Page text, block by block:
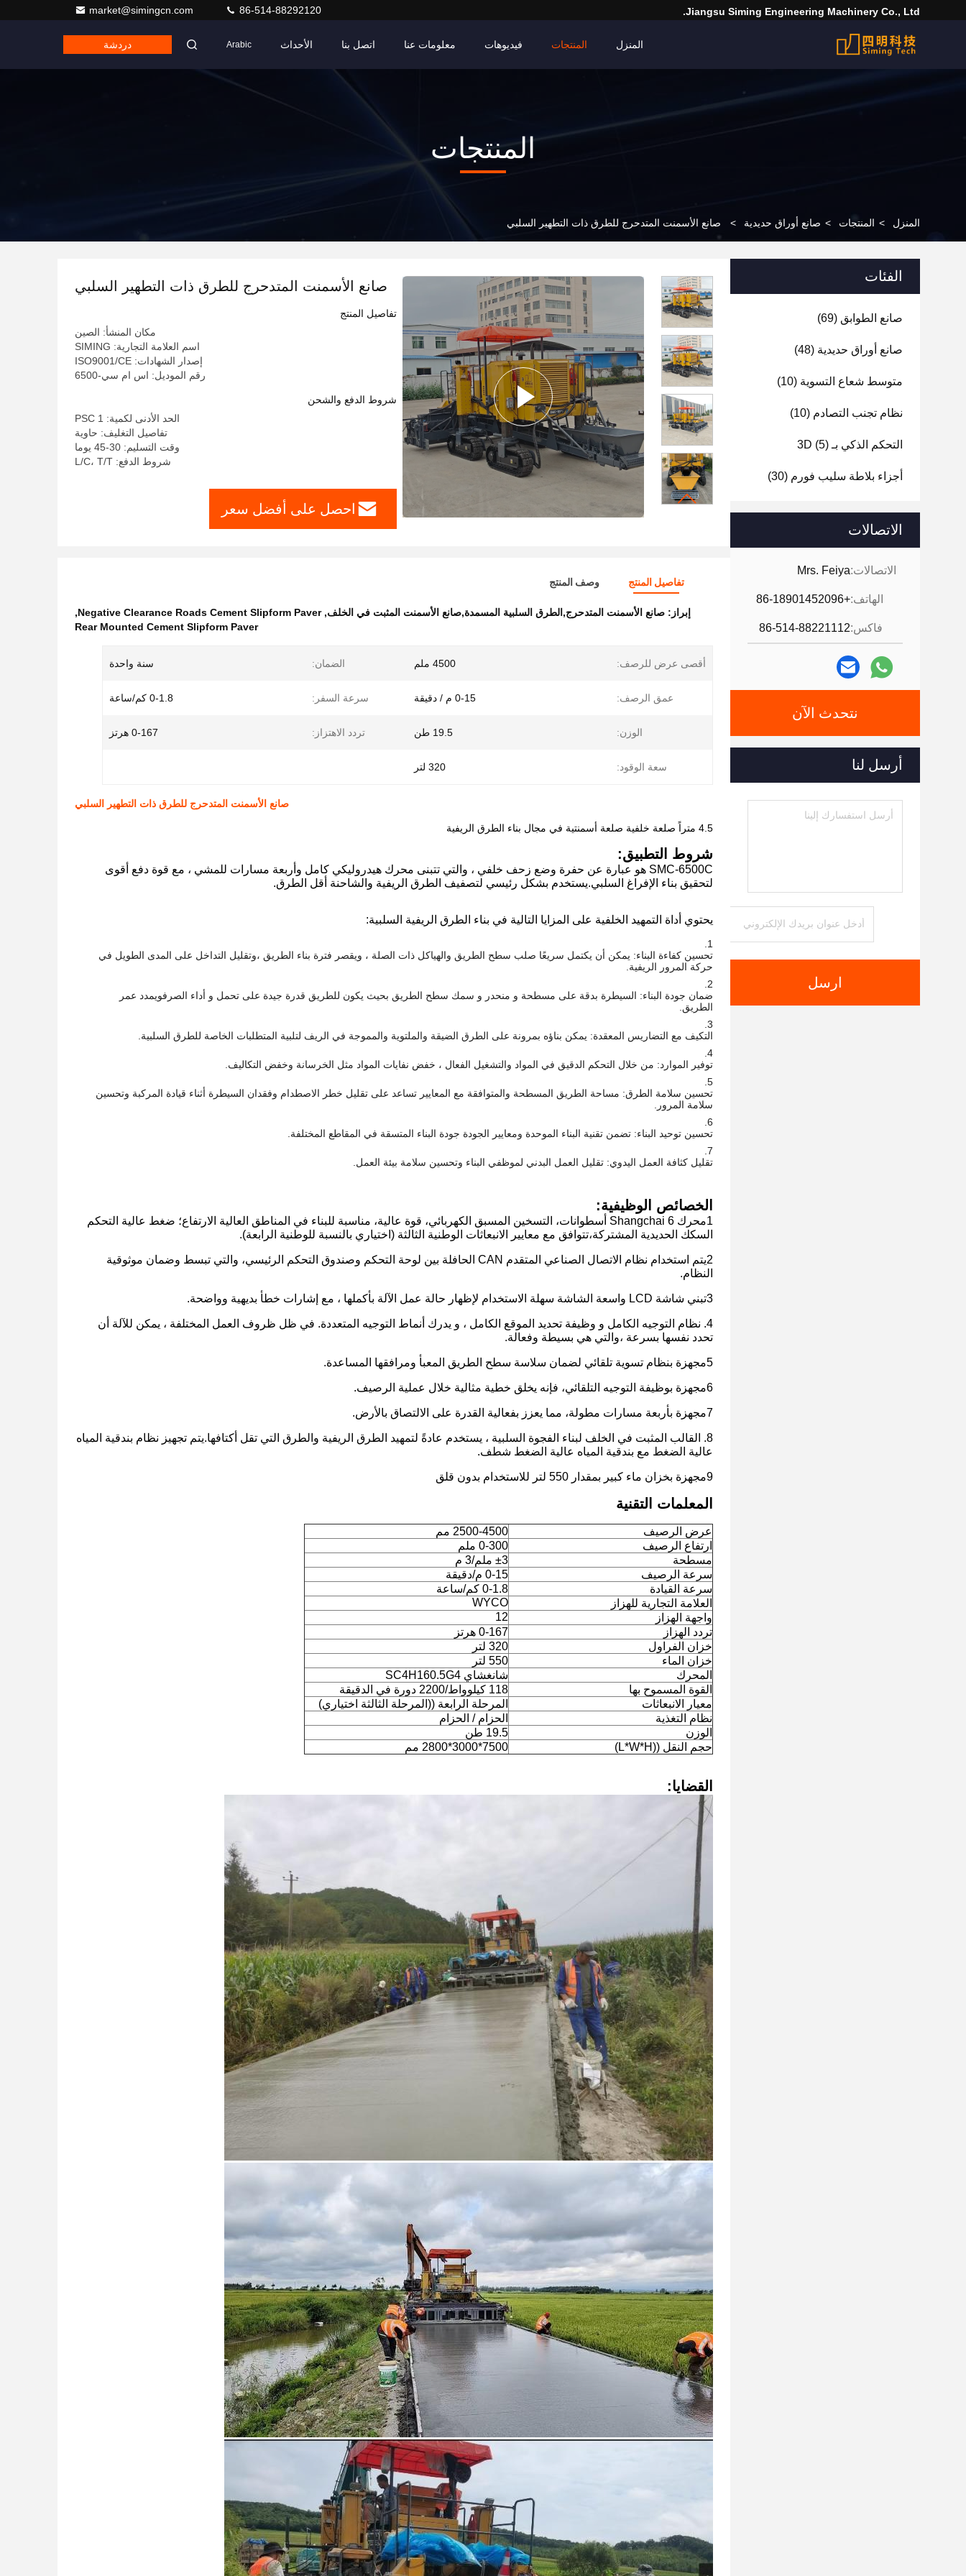
Jiangsu Siming Engineering Machinery Co., Ltd.
market@simingcn.com 86-514-88292120
المنزل المنتجات فيديوهات معلومات عنا اتصل بنا الأحداث Arabic دردشة
المنتجات
المنزل > المنتجات > صانع أوراق حديدية > صانع الأسمنت المتدحرج للطرق ذات التطهير السلبي
الفئات
صانع الطوابق (69)
صانع أوراق حديدية (48)
متوسط شعاع التسوية (10)
نظام تجنب التصادم (10)
التحكم الذكي بـ 3D (5)
أجزاء بلاطة سليب فورم (30)
الاتصالات
الاتصالات:Mrs. Feiya
الهاتف:+86-18901452096
فاكس:86-514-88221112
نتحدث الآن
أرسل لنا
ارسل
صانع الأسمنت المتدحرج للطرق ذات التطهير السلبي
تفاصيل المنتج
مكان المنشأ: الصين
اسم العلامة التجارية: SIMING
إصدار الشهادات: ISO9001/CE
رقم الموديل: اس ام سي-6500
شروط الدفع والشحن
الحد الأدنى لكمية: 1 PSC
تفاصيل التغليف: حاوية
وقت التسليم: 30-45 يوما
شروط الدفع: L/C، T/T
احصل على أفضل سعر
تفاصيل المنتج وصف المنتج
إبراز: صانع الأسمنت المتدحرج,الطرق السلبية المسمدة,صانع الأسمنت المثبت في الخلف,
Negative Clearance Roads Cement Slipform Paver
,
Rear Mounted Cement Slipform Paver
أقصى عرض للرصف: 4500 ملم الضمان: سنة واحدة
عمق الرصف: 0-15 م / دقيقة سرعة السفر: 0-1.8 كم/ساعة
الوزن: 19.5 طن تردد الاهتزاز: 0-167 هرتز
سعة الوقود: 320 لتر
صانع الأسمنت المتدحرج للطرق ذات التطهير السلبي
4.5 متراً صلعة خلفية صلعة أسمنتية في مجال بناء الطرق الريفية
شروط التطبيق:
SMC-6500C هو عبارة عن حفرة وضع زحف خلفي ، والتي تتبنى محرك هيدروليكي كامل وأربعة مسارات للمشي ، مع قوة دفع أقوى
لتحقيق بناء الإفراغ السلبي.يستخدم بشكل رئيسي لتصفيف الطرق الريفية والشاحنة أقل الطرق.
يحتوي أداة التمهيد الخلفية على المزايا التالية في بناء الطرق الريفية السلبية:
تحسين كفاءة البناء: يمكن أن يكتمل سريعًا صلب سطح الطريق والهياكل ذات الصلة ، ويقصر فترة بناء الطريق ،وتقليل التداخل على المدى الطويل في
حركة المرور الريفية.
ضمان جودة البناء: السيطرة بدقة على مسطحة و منحدر و سمك سطح الطريق بحيث يكون للطريق قدرة جيدة على تحمل و أداء الصرفويمدد عمر
الطريق.
التكيف مع التضاريس المعقدة: يمكن بناؤه بمرونة على الطرق الضيقة والملتوية والمموجة في الريف لتلبية المتطلبات الخاصة للطرق السلبية.
توفير الموارد: من خلال التحكم الدقيق في المواد والتشغيل الفعال ، خفض نفايات المواد مثل الخرسانة وخفض التكاليف.
تحسين سلامة الطرق: مساحة الطريق المسطحة والمتوافقة مع المعايير تساعد على تقليل خطر الاصطدام وفقدان السيطرة أثناء قيادة المركبة وتحسين
سلامة المرور.
تحسين توحيد البناء: تضمن تقنية البناء الموحدة ومعايير الجودة جودة البناء المتسقة في المقاطع المختلفة.
تقليل كثافة العمل اليدوي: تقليل العمل البدني لموظفي البناء وتحسين سلامة بيئة العمل.
الخصائص الوظيفية:
1محرك Shangchai 6 أسطوانات، التسخين المسبق الكهربائي، قوة عالية، مناسبة للبناء في المناطق العالية الارتفاع؛ ضغط عالية التحكم
السكك الحديدية المشتركة،تتوافق مع معايير الانبعاثات الوطنية الثالثة (اختياري بالنسبة للوطنية الرابعة).
2يتم استخدام نظام الاتصال الصناعي المتقدم CAN الحافلة بين لوحة التحكم وصندوق التحكم الرئيسي، والتي تبسط وضمان موثوقية
النظام.
3تبني شاشة LCD واسعة الشاشة سهلة الاستخدام لإظهار حالة عمل الآلة بأكملها ، مع إشارات خطأ بديهية وواضحة.
4. نظام التوجيه الكامل و وظيفة تحديد الموقع الكامل ، و يدرك أنماط التوجيه المتعددة. في ظل ظروف العمل المختلفة ، يمكن للآلة أن
تحدد نفسها بسرعة ،والتي هي بسيطة وفعالة.
5مجهزة بنظام تسوية تلقائي لضمان سلاسة سطح الطريق المعبأ ومرافقها المساعدة.
6مجهزة بوظيفة التوجيه التلقائي، فإنه يخلق خطية مثالية خلال عملية الرصيف.
7مجهزة بأربعة مسارات مطولة، مما يعزز بفعالية القدرة على الالتصاق بالأرض.
8. القالب المثبت في الخلف لبناء الفجوة السلبية ، يستخدم عادةً لتمهيد الطرق الريفية والطرق التي تقل أكتافها.يتم تجهيز نظام بندقية المياه
عالية الضغط مع بندقية المياه عالية الضغط شطف.
9مجهزة بخزان ماء كبير بمقدار 550 لتر للاستخدام بدون قلق
المعلمات التقنية
عرض الرصيف
2500-4500 مم
ارتفاع الرصيف
0-300 ملم
مسطحة
±3 ملم/3 م
سرعة الرصيف
0-15 م/دقيقة
سرعة القيادة
0-1.8 كم/ساعة
العلامة التجارية للهزاز
WYCO
واجهة الهزاز
12
تردد الهزاز
0-167 هرتز
خزان الفراول
320 لتر
خزان الماء
550 لتر
المحرك
شانغشاي SC4H160.5G4
القوة المسموح بها
118 كيلوواط/2200 دورة في الدقيقة
معيار الانبعاثات
المرحلة الرابعة ((المرحلة الثالثة اختياري)
نظام التغذية
الحزام / الحزام
الوزن
19.5 طن
حجم النقل ((L*W*H)
7500*3000*2800 مم
القضايا: